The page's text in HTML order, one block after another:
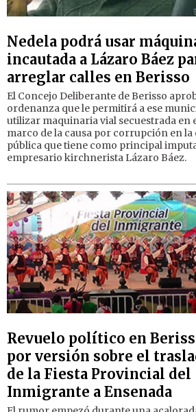
Nedela podrá usar
incautada a Lázaro Báez
arreglar calles en Berisso
El Concejo Deliberante de Berisso
ordenanza que le permitirá a ese
utilizar maquinaria vial secuestrada en
marco de la causa por corrupción en la
pública que tiene como principal
empresario kirchnerista Lázaro Báez.
Revuelo político en
por versión sobre el
de la Fiesta Provincial del
Inmigrante a Ensenada